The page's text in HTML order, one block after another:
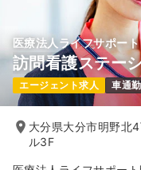
医療法人ライフサポート
訪問看護ステー
エージェント求人 車通
大分県大分市明野北
ル3F